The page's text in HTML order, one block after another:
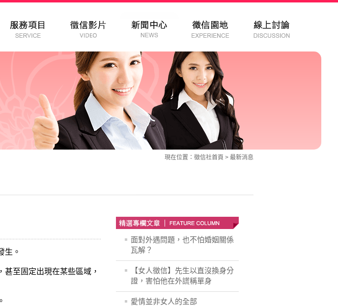
現在位置： 徵信社首頁 > 最新消息
生。
至固定出現在某些區域，
面對外遇問題，也不怕婚姻關係
瓦解？
【女人徵信】先生以直沒換身分
證，害怕他在外謊稱單身
愛情並非女人的全部